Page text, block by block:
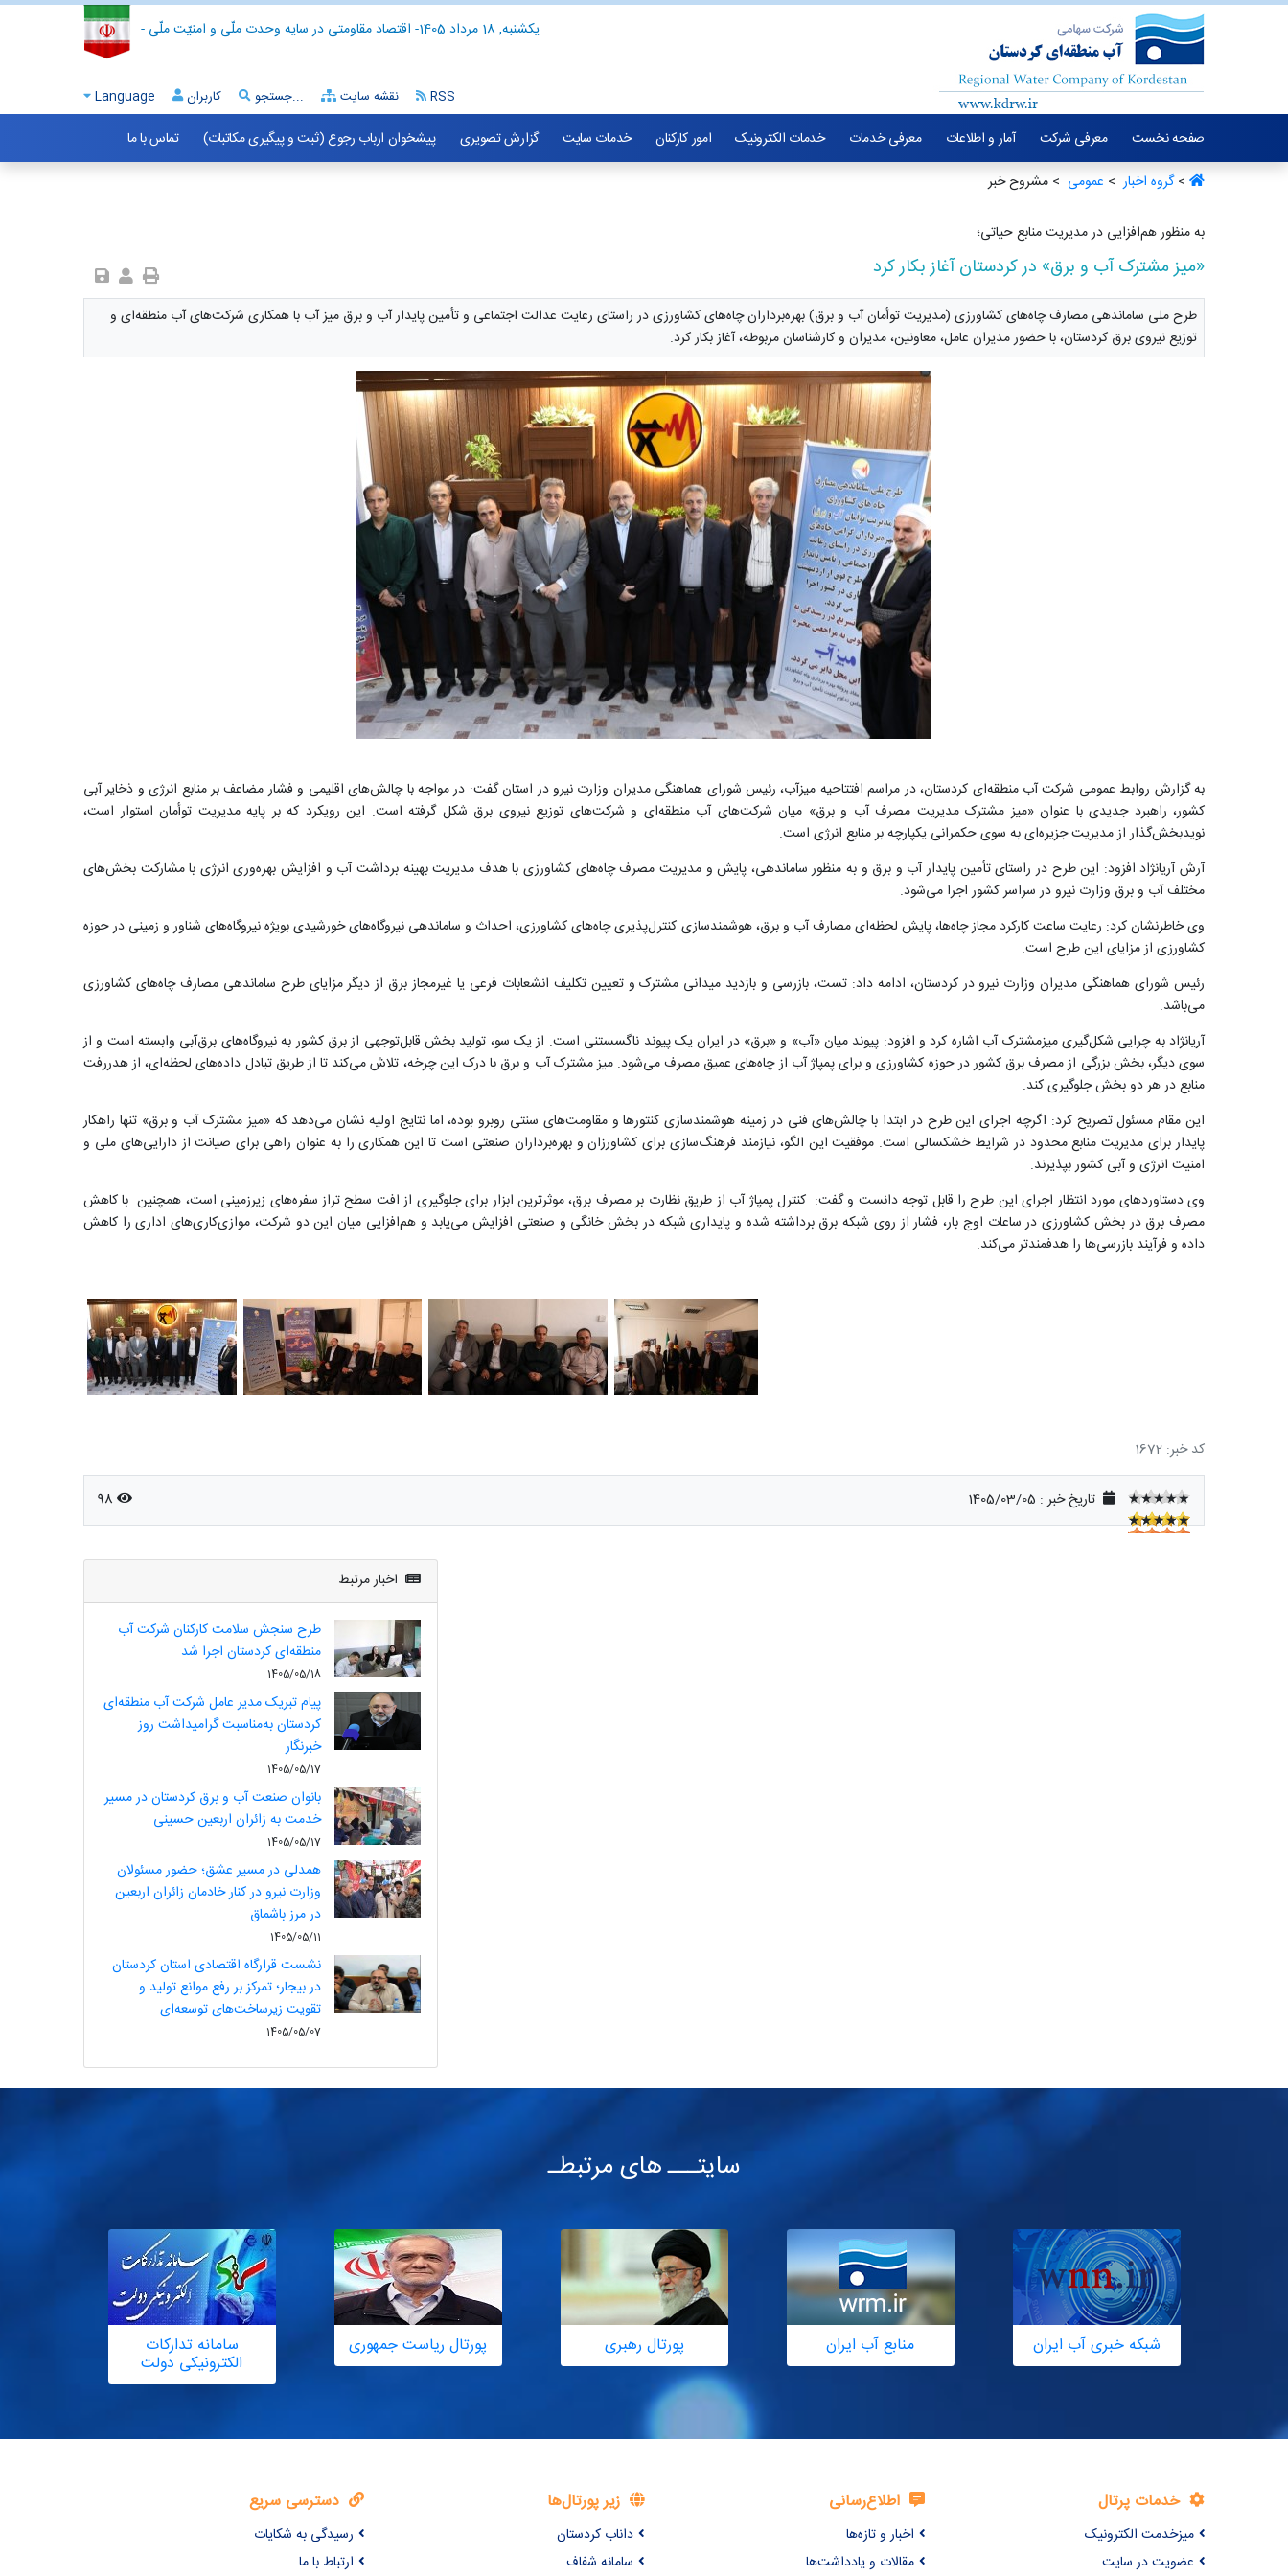
- اقتصاد مقاومتی در سایه وحدت ملّی و امنیّت ملّی - یکشنبه, 18 مرداد 1405
Language کاربران جستجو... نقشه سایت RSS
صفحه نخست معرفی شرکت آمار و اطلاعات معرفی خدمات خدمات الکترونیک امور کارکنان خدمات سایت گزارش تصویری پیشخوان ارباب رجوع (ثبت و پیگیری مکاتبات)
تماس با ما
>گروه اخبار ‏ > عمومی ‏ > مشروح خبر
به منظور هم‌افزایی در مدیریت منابع حیاتی؛
«میز مشترک آب و برق» در کردستان آغاز بکار کرد
طرح ملی ساماندهی مصارف چاه‌های کشاورزی (مدیریت توأمان آب و برق) بهره‌برداران چاه‌های کشاورزی در راستای رعایت عدالت اجتماعی و تأمین پایدار آب و برق میز آب با همکاری شرکت‌های آب منطقه‌ای و
توزیع نیروی برق کردستان، با حضور مدیران عامل، معاونین، مدیران و کارشناسان مربوطه، آغاز بکار کرد.
به گزارش روابط عمومی شرکت آب منطقه‌ای کردستان، در مراسم افتتاحیه میزآب، رئیس شورای هماهنگی مدیران وزارت نیرو در استان گفت: در مواجه با چالش‌های اقلیمی و فشار مضاعف بر منابع انرژی و ذخایر آبی
کشور، راهبرد جدیدی با عنوان «میز مشترک مدیریت مصرف آب و برق» میان شرکت‌های آب منطقه‌ای و شرکت‌های توزیع نیروی برق شکل گرفته است. این رویکرد که بر پایه مدیریت توأمان استوار است،
نویدبخش‌گذار از مدیریت جزیره‌ای به سوی حکمرانی یکپارچه بر منابع انرژی است.
آرش آریانژاد افزود: این طرح در راستای تأمین پایدار آب و برق و به منظور ساماندهی، پایش و مدیریت مصرف چاه‌های کشاورزی با هدف مدیریت بهینه برداشت آب و افزایش بهره‌وری انرژی با مشارکت بخش‌های
مختلف آب و برق وزارت نیرو در سراسر کشور اجرا می‌شود.
وی خاطرنشان کرد: رعایت ساعت کارکرد مجاز چاه‌ها، پایش لحظه‌ای مصارف آب و برق، هوشمندسازی کنترل‌پذیری چاه‌های کشاورزی، احداث و ساماندهی نیروگاه‌های خورشیدی بویژه نیروگاه‌های شناور و زمینی در حوزه
کشاورزی از مزایای این طرح است.
رئیس شورای هماهنگی مدیران وزارت نیرو در کردستان، ادامه داد: تست، بازرسی و بازدید میدانی مشترک و تعیین تکلیف انشعابات فرعی یا غیرمجاز برق از دیگر مزایای طرح ساماندهی مصارف چاه‌های کشاورزی
می‌باشد.
آریانژاد به چرایی شکل‌گیری میزمشترک آب اشاره کرد و افزود: پیوند میان «آب» و «برق» در ایران یک پیوند ناگسستنی است. از یک سو، تولید بخش قابل‌توجهی از برق کشور به نیروگاه‌های برق‌آبی وابسته است و از
سوی دیگر، بخش بزرگی از مصرف برق کشور در حوزه کشاورزی و برای پمپاژ آب از چاه‌های عمیق مصرف می‌شود. میز مشترک آب و برق با درک این چرخه، تلاش می‌کند تا از طریق تبادل داده‌های لحظه‌ای، از هدررفت
منابع در هر دو بخش جلوگیری کند.
این مقام مسئول تصریح کرد: اگرچه اجرای این طرح در ابتدا با چالش‌های فنی در زمینه هوشمندسازی کنتورها و مقاومت‌های سنتی روبرو بوده، اما نتایج اولیه نشان می‌دهد که «میز مشترک آب و برق» تنها راهکار
پایدار برای مدیریت منابع محدود در شرایط خشکسالی است. موفقیت این الگو، نیازمند فرهنگ‌سازی برای کشاورزان و بهره‌برداران صنعتی است تا این همکاری را به عنوان راهی برای صیانت از دارایی‌های ملی و
امنیت انرژی و آبی کشور بپذیرند.
وی دستاوردهای مورد انتظار اجرای این طرح را قابل توجه دانست و گفت: کنترل پمپاژ آب از طریق نظارت بر مصرف برق، موثرترین ابزار برای جلوگیری از افت سطح تراز سفره‌های زیرزمینی است، همچنین با کاهش
مصرف برق در بخش کشاورزی در ساعات اوج بار، فشار از روی شبکه برق برداشته شده و پایداری شبکه در بخش خانگی و صنعتی افزایش می‌یابد و هم‌افزایی میان این دو شرکت، موازی‌کاری‌های اداری را کاهش
داده و فرآیند بازرسی‌ها را هدفمندتر می‌کند.
کد خبر: 1672
★★★★★
★★★★★
★★★★★
تاریخ خبر : 1405/03/05 98
اخبار مرتبط
طرح سنجش سلامت کارکنان شرکت آب
منطقه‌ای کردستان اجرا شد
1405/05/18
پیام تبریک مدیر عامل شرکت آب منطقه‌ای
کردستان به‌مناسبت گرامیداشت روز
خبرنگار
1405/05/17
بانوان صنعت آب و برق کردستان در مسیر
خدمت به زائران اربعین حسینی
1405/05/17
همدلی در مسیر عشق؛ حضور مسئولان
وزارت نیرو در کنار خادمان زائران اربعین
در مرز باشماق
1405/05/11
نشست قرارگاه اقتصادی استان کردستان
در بیجار؛ تمرکز بر رفع موانع تولید و
تقویت زیرساخت‌های توسعه‌ای
1405/05/07
سایتـــ های مرتبطـ
شبکه خبری آب ایران منابع آب ایران پورتال رهبری پورتال ریاست جمهوری سامانه تدارکات
الکترونیکی دولت
خدمات پرتال
میزخدمت الکترونیک
عضویت در سایت
اطلاع‌رسانی
اخبار و تازه‌ها
مقالات و یادداشت‌ها
زیر پورتال‌ها
داناب کردستان
سامانه شفاف
دسترسی سریع
رسیدگی به شکایات
ارتباط با ما